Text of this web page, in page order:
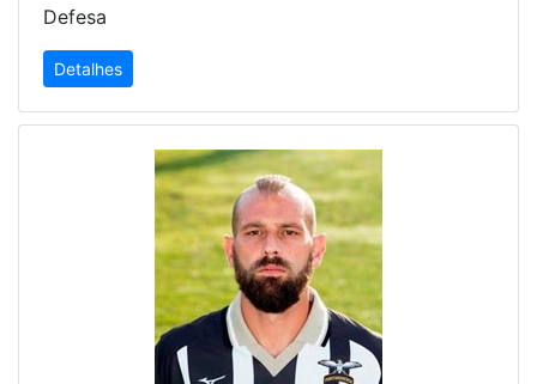
Defesa
Detalhes